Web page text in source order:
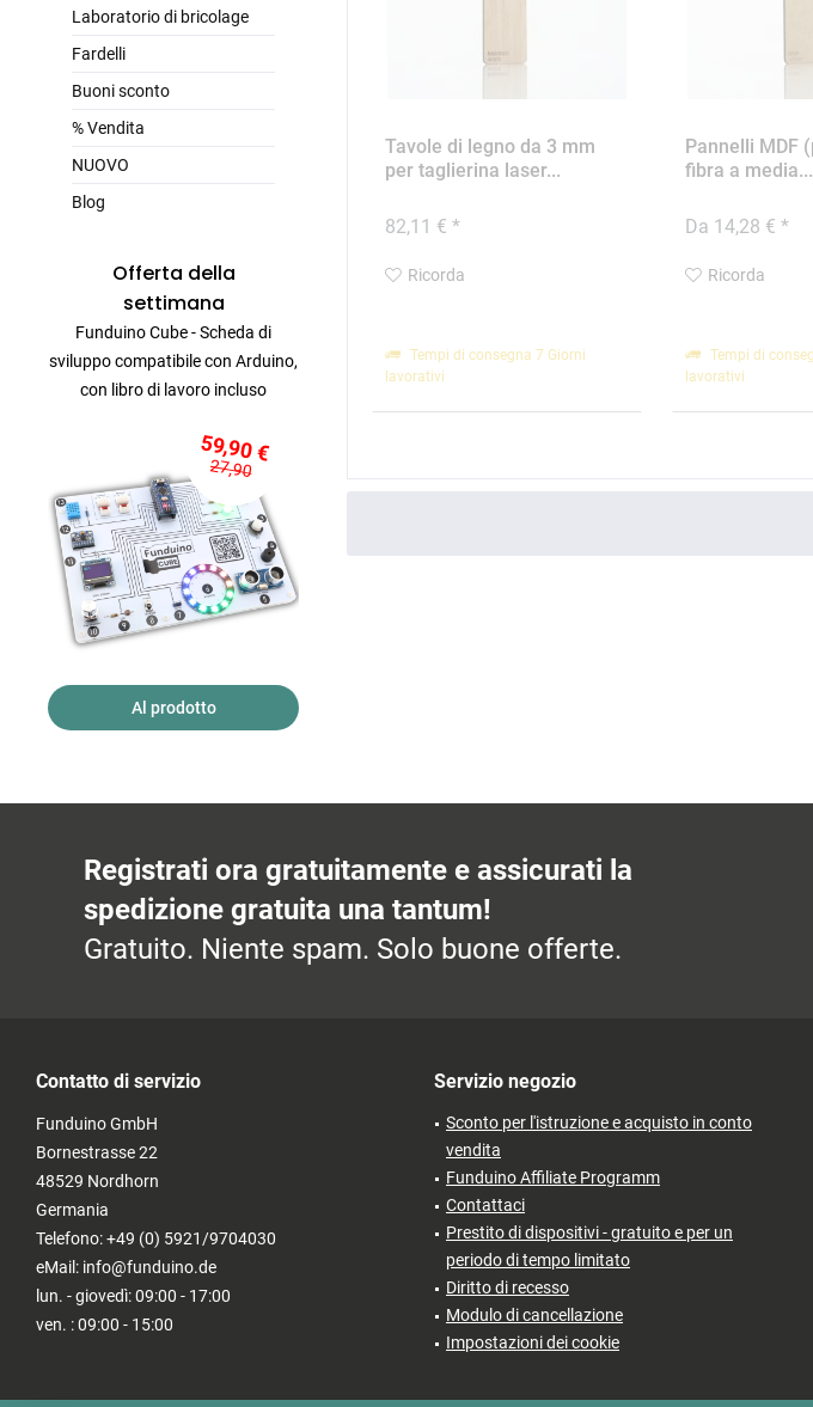
Laboratorio di bricolage
Fardelli
Buoni sconto
% Vendita
NUOVO
Blog
Offerta della
settimana
Funduino Cube - Scheda di
sviluppo compatibile con Arduino,
con libro di lavoro incluso
59,90 €
27,90
Al prodotto
Tavole di legno da 3 mm
per taglierina laser...
82,11 € *
Ricorda
Tempi di consegna 7 Giorni
lavorativi
Pannelli MDF
fibra a media...
Da 14,28 € *
Ricorda
Tempi di
lavorativi
Registrati ora gratuitamente e assicurati la
spedizione gratuita una tantum!
Gratuito. Niente spam. Solo buone offerte.
Contatto di servizio
Funduino GmbH
Bornestrasse 22
48529 Nordhorn
Germania
Telefono: +49 (0) 5921/9704030
eMail: info@funduino.de
lun. - giovedì: 09:00 - 17:00
ven. : 09:00 - 15:00
Servizio negozio
Sconto per l'istruzione e acquisto in conto
vendita
Funduino Affiliate Programm
Contattaci
Prestito di dispositivi - gratuito e per un
periodo di tempo limitato
Diritto di recesso
Modulo di cancellazione
Impostazioni dei cookie